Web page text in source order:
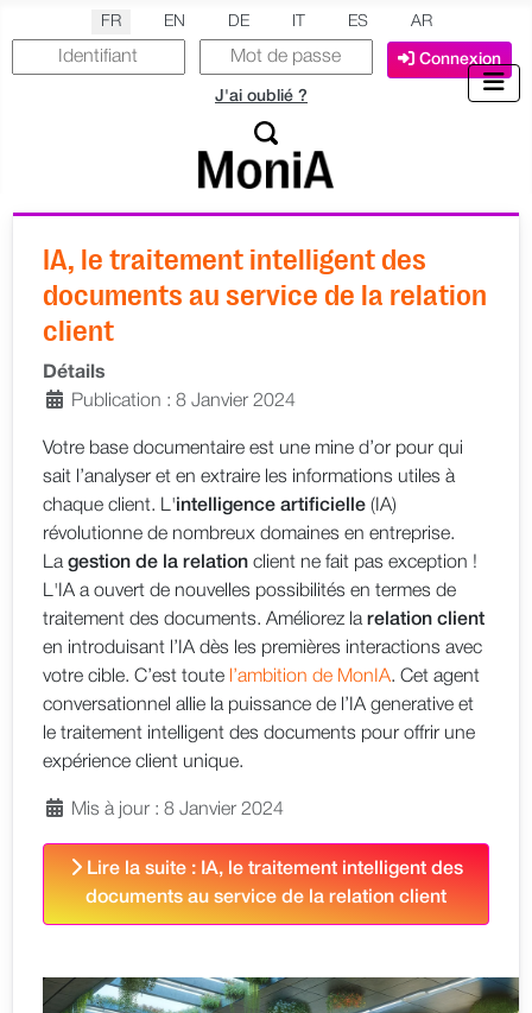
Sélectionnez votre langue
FR EN DE ES AR
Connexion
J'ai oublié ?
IA, le traitement intelligent des
documents au service de la relation
client
Détails
Publication : 8 Janvier 2024
Votre base documentaire est une mine d’or pour qui
sait l’analyser et en extraire les informations utiles à
chaque client. L'intelligence artificielle (IA)
révolutionne de nombreux domaines en entreprise.
Lagestion de la relation client ne fait pas exception !
L'IA a ouvert de nouvelles possibilités en termes de
traitement des documents. Améliorez larelation client
en introduisant l’IA dès les premières interactions avec
votre cible. C’est toute l’ambition de MonIA. Cet agent
conversationnel allie la puissance de l’IA generative et
le traitement intelligent des documents pour offrir une
expérience client unique.
Mis à jour : 8 Janvier 2024
Lire la suite : IA, le traitement intelligent des
documents au service de la relation client